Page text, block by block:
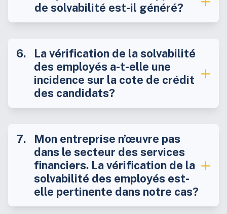
de solvabilité est-il généré?
La vérification de la solvabilité
des employés a-t-elle une
incidence sur la cote de crédit
des candidats?
Mon entreprise n’œuvre pas
dans le secteur des services
financiers. La vérification de la
solvabilité des employés est-
elle pertinente dans notre cas?